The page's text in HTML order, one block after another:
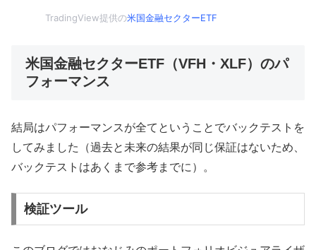
TradingView提供の米国金融セクターETF
米国金融セクターETF（VFH・XLF）のパ
フォーマンス
結局はパフォーマンスが全てということでバックテストを
してみました（過去と未来の結果が同じ保証はないため、
バックテストはあくまで参考までに）。
検証ツール